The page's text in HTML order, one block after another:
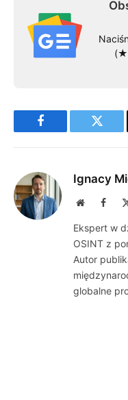
(★
Facebook
Ignacy
Website
Ekspert w
OSINT z
Autor
globalne